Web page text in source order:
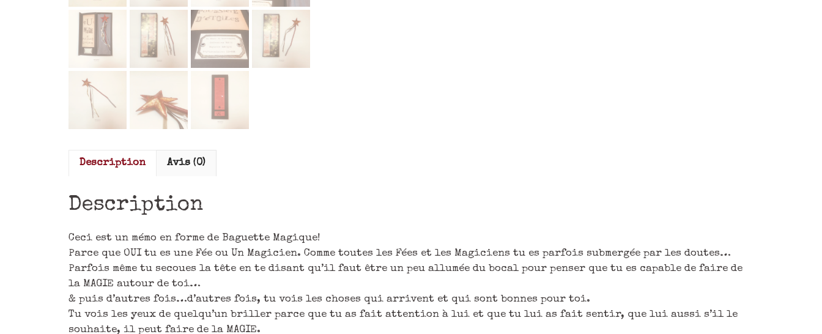
Description Avis (0)
Description
Ceci est un mémo en forme de Baguette Magique!
Parce que OUI tu es une Fée ou Un Magicien. Comme toutes les Fées et les Magiciens tu es parfois submergée par les doutes…
Parfois même tu secoues la tête en te disant qu’il faut être un peu allumée du bocal pour penser que tu es capable de faire de
la MAGIE autour de toi…
& puis d’autres fois…d’autres fois, tu vois les choses qui arrivent et qui sont bonnes pour toi.
Tu vois les yeux de quelqu’un briller parce que tu as fait attention à lui et que tu lui as fait sentir, que lui aussi s’il le
souhaite, il peut faire de la MAGIE.